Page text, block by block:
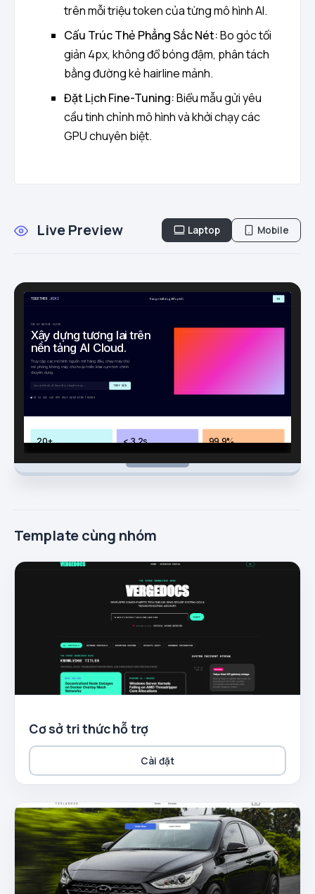
trên mỗi triệu token của từng mô hình AI.
Cấu Trúc Thẻ Phẳng Sắc Nét:Bo góc tối
giản 4px, không đổ bóng đậm, phân tách
bằng đường kẻ hairline mảnh.
Đặt Lịch Fine-Tuning:Biểu mẫu gửi yêu
cầu tinh chỉnh mô hình và khởi chạy các
GPU chuyên biệt.
Live Preview Laptop Mobile
Template cùng nhóm
Cơ sở tri thức hỗ trợ
Cài đặt